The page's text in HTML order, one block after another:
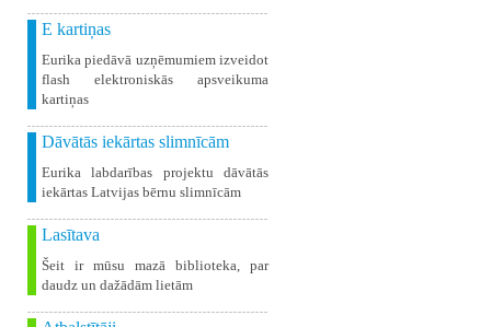
E kartiņas
Eurika piedāvā uzņēmumiem izveidot
flash elektroniskās apsveikuma
kartiņas
Dāvātās iekārtas slimnīcām
Eurika labdarības projektu dāvātās
iekārtas Latvijas bērnu slimnīcām
Lasītava
Šeit ir mūsu mazā biblioteka, par
daudz un dažādām lietām